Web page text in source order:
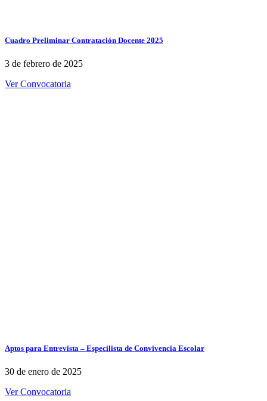
Cuadro Preliminar Contratación Docente 2025
3 de febrero de 2025
Ver Convocatoria
Aptos para Entrevista – Especilista de Convivencia Escolar
30 de enero de 2025
Ver Convocatoria